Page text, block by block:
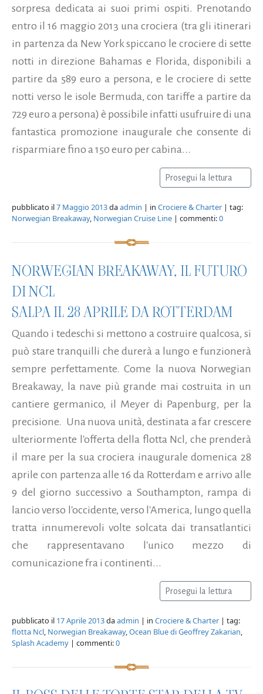
sorpresa dedicata ai suoi primi ospiti. Prenotando
entro il 16 maggio 2013 una crociera (tra gli itinerari
in partenza da New York spiccano le crociere di sette
notti in direzione Bahamas e Florida, disponibili a
partire da 589 euro a persona, e le crociere di sette
notti verso le isole Bermuda, con tariffe a partire da
729 euro a persona) è possibile infatti usufruire di una
fantastica promozione inaugurale che consente di
risparmiare fino a 150 euro per cabina...
Prosegui la lettura
pubblicato il7 Maggio 2013daadmin | in Crociere & Charter | tag:
Norwegian Breakaway, Norwegian Cruise Line | commenti:0
NORWEGIAN BREAKAWAY, IL FUTURO
DI NCL
SALPA IL 28 APRILE DA ROTTERDAM
Quando i tedeschi si mettono a costruire qualcosa, si
può stare tranquilli che durerà a lungo e funzionerà
sempre perfettamente. Come la nuova Norwegian
Breakaway, la nave più grande mai costruita in un
cantiere germanico, il Meyer di Papenburg, per la
precisione. Una nuova unità, destinata a far crescere
ulteriormente l'offerta della flotta Ncl, che prenderà
il mare per la sua crociera inaugurale domenica 28
aprile con partenza alle 16 da Rotterdam e arrivo alle
9 del giorno successivo a Southampton, rampa di
lancio verso l'occidente, verso l'America, lungo quella
tratta innumerevoli volte solcata dai transatlantici
che rappresentavano l'unico mezzo di
comunicazione fra i continenti...
Prosegui la lettura
pubblicato il 17 Aprile 2013daadmin | in Crociere & Charter | tag:
flotta Ncl, Norwegian Breakaway,Ocean Blue di Geoffrey Zakarian,
Splash Academy | commenti:0